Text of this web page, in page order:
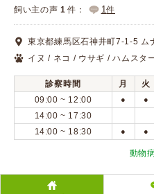
動物病院検索
口コミ検索
Calooペットとは？
口コミ投稿
飼い主の声 1 件： 1件
東京都練馬区石神井町7-1-5 ム
イヌ / ネコ / ウサギ / ハムスタ
診察時間 月 火
09:00 ~ 12:00
● ●
14:00 ~ 17:30
14:00 ~ 18:30 ● ●
動物